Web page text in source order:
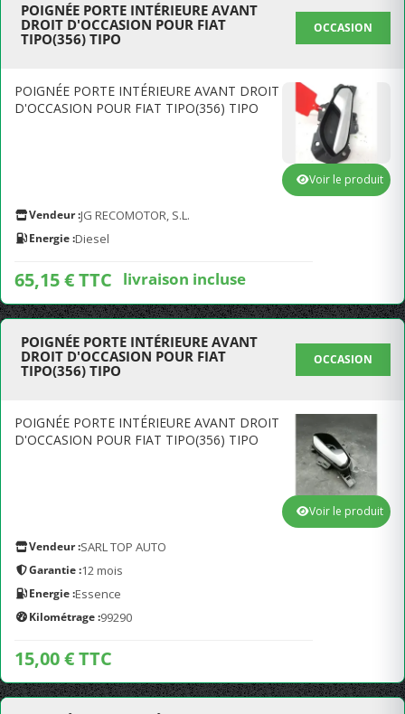
POIGNÉE PORTE INTÉRIEURE AVANT
DROIT D'OCCASION POUR FIAT
TIPO(356) TIPO
OCCASION
POIGNÉE PORTE INTÉRIEURE AVANT DROIT
D'OCCASION POUR FIAT TIPO(356) TIPO
Vendeur :JG RECOMOTOR, S.L.
Energie :Diesel
65,15 € TTC livraison incluse
Voir le produit
POIGNÉE PORTE INTÉRIEURE AVANT
DROIT D'OCCASION POUR FIAT
TIPO(356) TIPO
OCCASION
POIGNÉE PORTE INTÉRIEURE AVANT DROIT
D'OCCASION POUR FIAT TIPO(356) TIPO
Vendeur :SARL TOP AUTO
Garantie :12 mois
Energie :Essence
Kilométrage :99290
15,00 € TTC
Voir le produit